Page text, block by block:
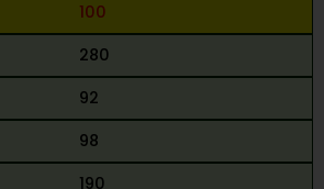
100
280
92
98
190